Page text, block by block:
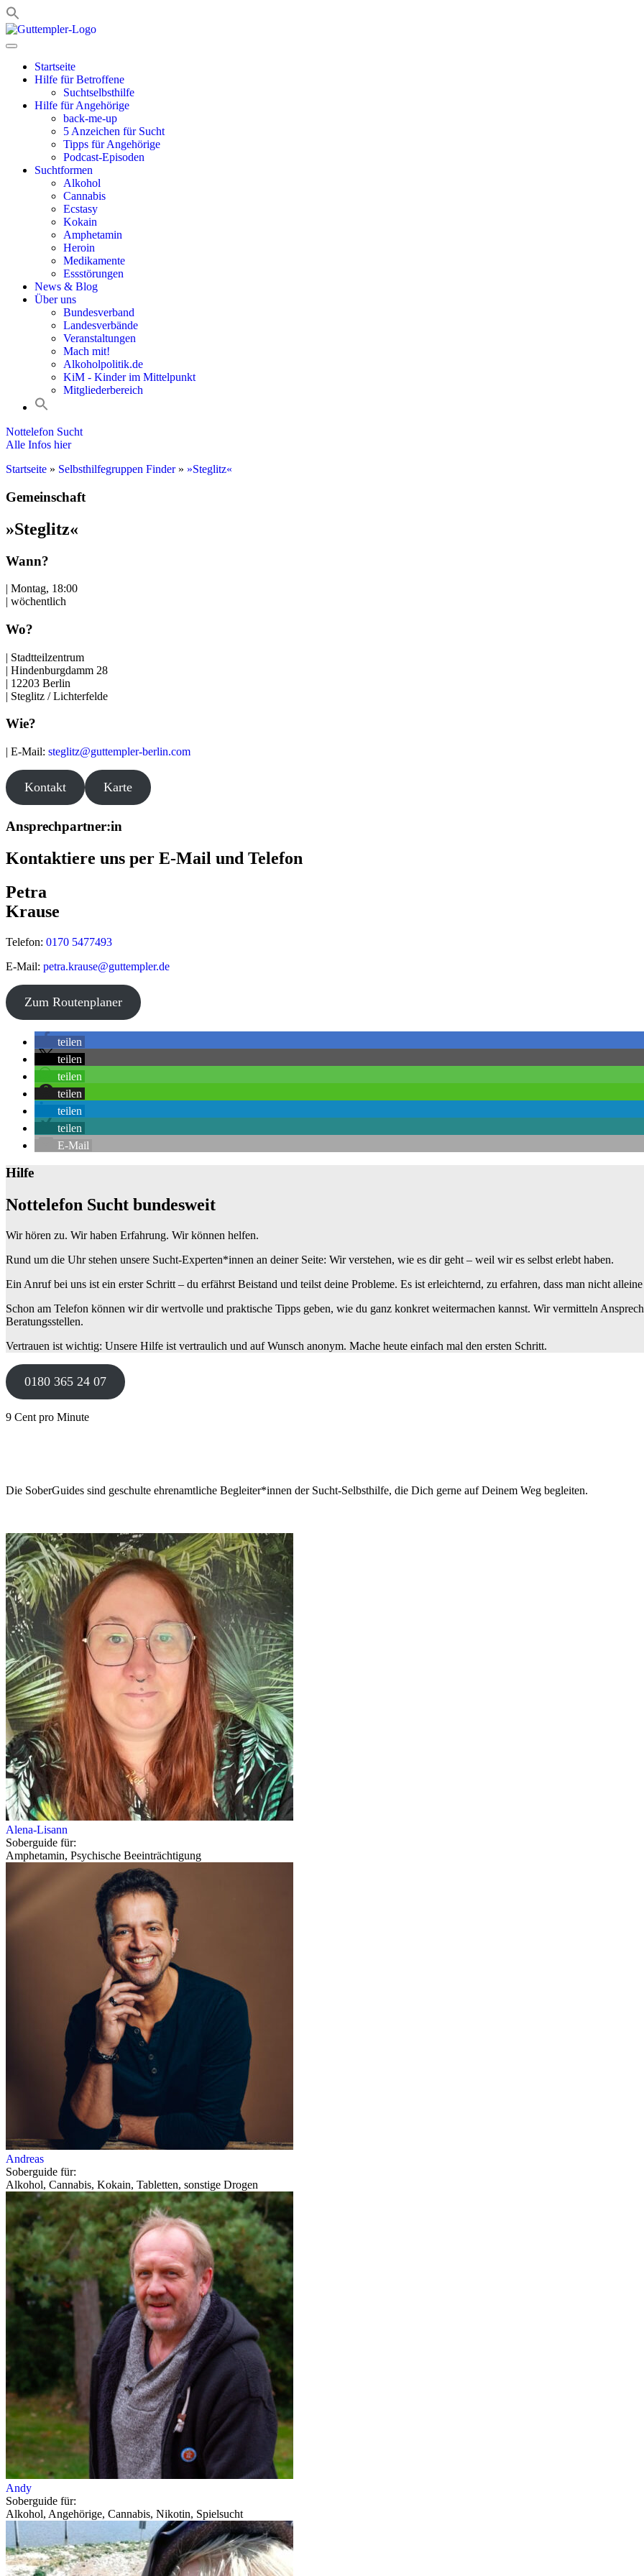
Zum
Inhalt
Startseite
Hilfe für Betroffene
Suchtselbsthilfe
Hilfe für Angehörige
back-me-up
5 Anzeichen für Sucht
Tipps für Angehörige
Podcast-Episoden
Suchtformen
Alkohol
Cannabis
Ecstasy
Kokain
Amphetamin
Heroin
Medikamente
Essstörungen
News & Blog
Über uns
Bundesverband
Landesverbände
Veranstaltungen
Mach mit!
Alkoholpolitik.de
KiM - Kinder im Mittelpunkt
Mitgliederbereich
Nottelefon Sucht
Alle Infos hier
Startseite » Selbsthilfegruppen Finder» »Steglitz«
Gemeinschaft
»Steglitz«
Wann?
| Montag, 18:00
| wöchentlich
Wo?
| Stadtteilzentrum
| Hindenburgdamm 28
| 12203 Berlin
| Steglitz / Lichterfelde
Wie?
| E-Mail: steglitz@guttempler-berlin.com
Kontakt Karte
Ansprechpartner:in
Kontaktiere uns per E-Mail und Telefon
Petra
Krause
Telefon: 0170 5477493
E-Mail: petra.krause@guttempler.de
Zum Routenplaner
teilen
teilen
teilen
teilen
teilen
teilen
E-Mail
Hilfe
Nottelefon Sucht bundesweit
Wir hören zu. Wir haben Erfahrung. Wir können helfen.
Rund um die Uhr stehen unsere Sucht-Experten*innen an deiner Seite: Wir verstehen, wie es dir geht – weil wir es selbst erlebt haben.
Ein Anruf bei uns ist ein erster Schritt – du erfährst Beistand und teilst deine Probleme. Es ist erleichternd, zu erfahren, dass man nicht alleine
Schon am Telefon können wir dir wertvolle und praktische Tipps geben, wie du ganz konkret weitermachen kannst. Wir vermitteln
Beratungsstellen.
Vertrauen ist wichtig: Unsere Hilfe ist vertraulich und auf Wunsch anonym. Mache heute einfach mal den ersten Schritt.
0180 365 24 07
9 Cent pro Minute
Die SoberGuides sind geschulte ehrenamtliche Begleiter*innen der Sucht-Selbsthilfe, die Dich gerne auf Deinem Weg begleiten.
Alena-Lisann
Soberguide für:
Amphetamin, Psychische Beeinträchtigung
Andreas
Soberguide für:
Alkohol, Cannabis, Kokain, Tabletten, sonstige Drogen
Andy
Soberguide für:
Alkohol, Angehörige, Cannabis, Nikotin, Spielsucht